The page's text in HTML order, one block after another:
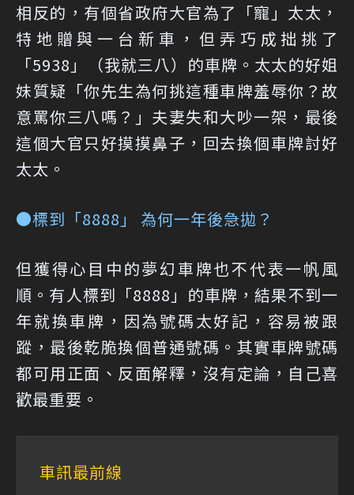
相反的，有個省政府大官為了「寵」太太，
特地贈與一台新車，但弄巧成拙挑了
「5938」（我就三八）的車牌。太太的好姐
妹質疑「你先生為何挑這種車牌羞辱你？故
意罵你三八嗎？」夫妻失和大吵一架，最後
這個大官只好摸摸鼻子，回去換個車牌討好
太太。
●標到「8888」 為何一年後急拋？
但獲得心目中的夢幻車牌也不代表一帆風
順。有人標到「8888」的車牌，結果不到一
年就換車牌，因為號碼太好記，容易被跟
蹤，最後乾脆換個普通號碼。其實車牌號碼
都可用正面、反面解釋，沒有定論，自己喜
歡最重要。
車訊最前線